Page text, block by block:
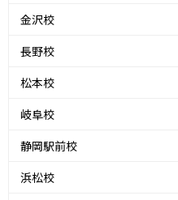
金沢校
長野校
松本校
岐阜校
静岡駅前校
浜松校